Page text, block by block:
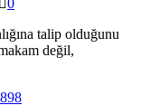
0
talip olduğunu
değil,